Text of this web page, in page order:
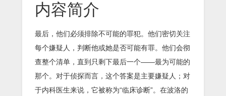
内容简介
最后，他们必须排除不可能的罪犯。他们密切关注
每个嫌疑人，判断他或她是否可能有罪。他们会彻
查整个清单，直到只剩下最后一个——最为可能的
那个。对于侦探而言，这个答案是主要嫌疑人；对
于内科医生来说，它被称为“临床诊断”。在波洛的